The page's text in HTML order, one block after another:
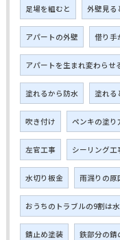
足場を組むと 外壁見る
アパートの外壁 借り手
アパートを生まれ変わらせ
塗れるから防水 塗れる
吹き付け ペンキの塗り
左官工事 シーリング工
水切り板金 雨漏りの原
おうちのトラブルの9割は
錆止め塗装 鉄部分の錆